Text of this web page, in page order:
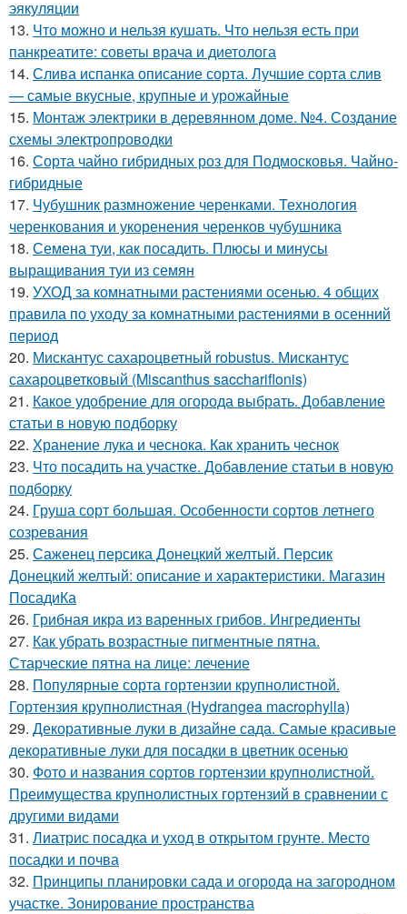
эякуляции
13. Что можно и нельзя кушать. Что нельзя есть при
панкреатите: советы врача и диетолога
14. Слива испанка описание сорта. Лучшие сорта слив
— самые вкусные, крупные и урожайные
15. Монтаж электрики в деревянном доме. №4. Создание
схемы электропроводки
16. Сорта чайно гибридных роз для Подмосковья. Чайно-
гибридные
17. Чубушник размножение черенками. Технология
черенкования и укоренения черенков чубушника
18. Семена туи, как посадить. Плюсы и минусы
выращивания туи из семян
19. УХОД за комнатными растениями осенью. 4 общих
правила по уходу за комнатными растениями в осенний
период
20. Мискантус сахароцветный robustus. Мискантус
сахароцветковый (Miscanthus sacchariflonis)
21. Какое удобрение для огорода выбрать. Добавление
статьи в новую подборку
22. Хранение лука и чеснока. Как хранить чеснок
23. Что посадить на участке. Добавление статьи в новую
подборку
24. Груша сорт большая. Особенности сортов летнего
созревания
25. Саженец персика Донецкий желтый. Персик
Донецкий желтый: описание и характеристики. Магазин
ПосадиКа
26. Грибная икра из варенных грибов. Ингредиенты
27. Как убрать возрастные пигментные пятна.
Старческие пятна на лице: лечение
28. Популярные сорта гортензии крупнолистной.
Гортензия крупнолистная (Hydrangea macrophylla)
29. Декоративные луки в дизайне сада. Самые красивые
декоративные луки для посадки в цветник осенью
30. Фото и названия сортов гортензии крупнолистной.
Преимущества крупнолистных гортензий в сравнении с
другими видами
31. Лиатрис посадка и уход в открытом грунте. Место
посадки и почва
32. Принципы планировки сада и огорода на загородном
участке. Зонирование пространства